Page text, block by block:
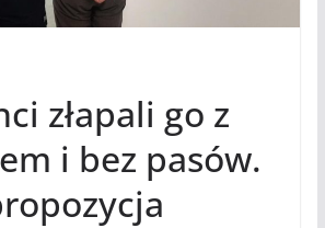
złapali go z
i bez pasów.